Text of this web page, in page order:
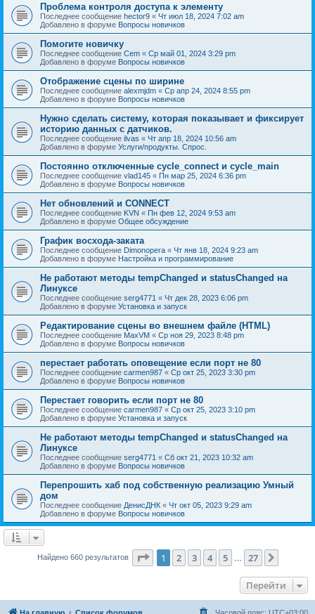
Проблема контроля доступа к элементу
Последнее сообщение hector9 « Чт июл 18, 2024 7:02 am
Добавлено в форуме Вопросы новичков
Помогите новичку
Последнее сообщение Cem « Ср май 01, 2024 3:29 pm
Добавлено в форуме Вопросы новичков
Отображение сцены по ширине
Последнее сообщение alexmjdm « Ср апр 24, 2024 8:55 pm
Добавлено в форуме Вопросы новичков
Нужно сделать систему, которая показывает и фиксирует
историю данных с датчиков.
Последнее сообщение ilvas « Чт апр 18, 2024 10:56 am
Добавлено в форуме Услуги/продукты. Спрос.
Постоянно отключенные cycle_connect и cycle_main
Последнее сообщение vlad145 « Пн мар 25, 2024 6:36 pm
Добавлено в форуме Вопросы новичков
Нет обновлений и CONNECT
Последнее сообщение KVN « Пн фев 12, 2024 9:53 am
Добавлено в форуме Общее обсуждение
График восхода-заката
Последнее сообщение Dimonopera « Чт янв 18, 2024 9:23 am
Добавлено в форуме Настройка и программирование
Не работают методы tempChanged и statusChanged на
Линуксе
Последнее сообщение serg4771 « Чт дек 28, 2023 6:06 pm
Добавлено в форуме Установка и запуск
Редактирование сцены во внешнем файле (HTML)
Последнее сообщение MaxVM « Ср ноя 29, 2023 8:48 pm
Добавлено в форуме Вопросы новичков
перестает работать оповещение если порт не 80
Последнее сообщение carmen987 « Ср окт 25, 2023 3:30 pm
Добавлено в форуме Вопросы новичков
Перестает говорить если порт не 80
Последнее сообщение carmen987 « Ср окт 25, 2023 3:10 pm
Добавлено в форуме Установка и запуск
Не работают методы tempChanged и statusChanged на
Линуксе
Последнее сообщение serg4771 « Сб окт 21, 2023 10:32 am
Добавлено в форуме Вопросы новичков
Перепрошить хаб под собственную реализацию Умный
дом
Последнее сообщение ДенисДНК « Чт окт 05, 2023 9:29 am
Добавлено в форуме Вопросы новичков
Найдено 660 результатов Страница из 27
1 2 3 4 5 27
Перейти
На главную Список форумов Часовой пояс: UTC+03:00